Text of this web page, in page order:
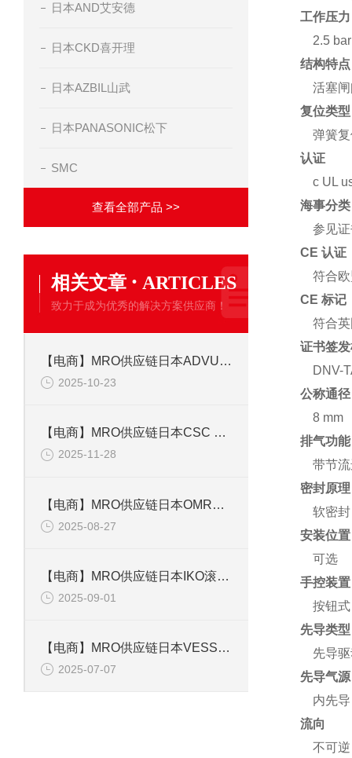
日本AND艾安德
日本CKD喜开理
日本AZBIL山武
日本PANASONIC松下
SMC
查看全部产品 >>
相关文章 · ARTICLES
致力于成为优秀的解决方案供应商！
【电商】MRO供应链日本ADVU-20-10-P-A--德国ESTO费斯托小型气缸
2025-10-23
【电商】MRO供应链日本CSC 手电筒CSPV-A
2025-11-28
【电商】MRO供应链日本OMRON欧姆龙 计数器 H7EC-N
2025-08-27
【电商】MRO供应链日本IKO滚子导轨单元 MAGT4C1R25
2025-09-01
【电商】MRO供应链日本VESSEL气动螺丝刀 GT-P6.5D
2025-07-07
工作压力
2.5
结构特点
活塞
复位类型
弹簧
认证
c UL
海事分类
参见
CE 认证
符合
CE 标记
符合
证书签
DNV-
公称通径
8 mm
排气功能
带节
密封原理
软密封
安装位置
可选
手控装置
按钮式
先导类型
先导
先导气源
内先导
流向
不可逆